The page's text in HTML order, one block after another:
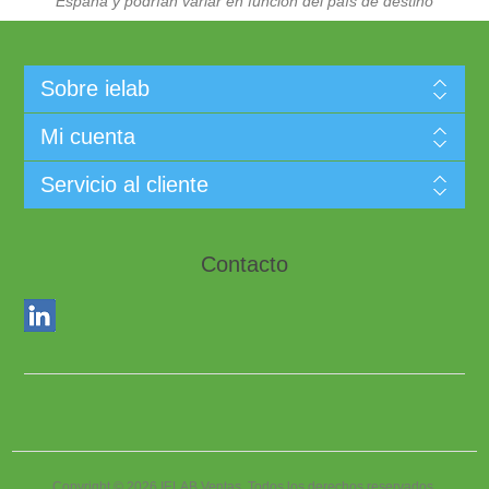
Sobre ielab
Mi cuenta
Servicio al cliente
Contacto